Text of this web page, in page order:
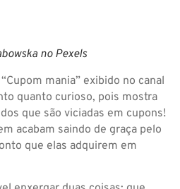
no Pexels
mania” exibido no canal
quanto curioso, pois mostra
que são viciadas em cupons!
acabam saindo de graça pelo
que elas adquirem em